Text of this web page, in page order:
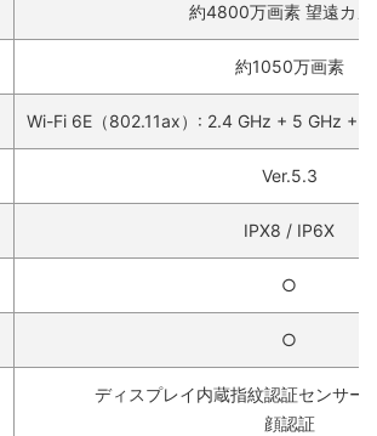
約4800万画素 望遠カメ
約1050万画素
Wi-Fi 6E（802.11ax）: 2.4 GHz + 5 GHz +
Ver.5.3
IPX8 / IP6X
○
○
ディスプレイ内蔵指紋認証センサー
顔認証